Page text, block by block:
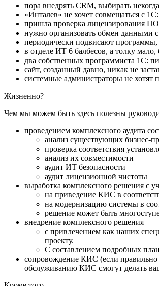
пора внедрять CRM, выбирать
«Инталев» не хочет совмещаться с
пришла проверка лицензирования
нужно организовать обмен данными
периодически подвисают
в отделе ИТ 6 балбесов, а толку
два собственных программиста 1С:
сайт, созданный давно, никак не
системные администраторы не хотят
Жизненно?
Чем мы можем быть здесь полезны
проведением комплексного аудита
анализ существующих бизнес-
проверка соответствия
анализ их совместимости
аудит ИТ безопасности
аудит лицензионной чистоты
выработка комплексного решения с
на приведение КИС в
на модернизацию системы в
решение может быть
внедрение комплексного решения
с привлечением как наших
проекту.
С составлением подробных
сопровождение КИС (если
обслуживанию КИС смогут делать